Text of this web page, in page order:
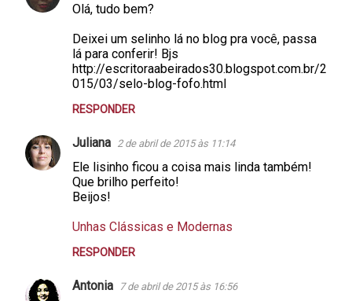
Olá, tudo bem?
Deixei um selinho lá no blog pra você, passa
lá para conferir! Bjs
http://escritoraabeirados30.blogspot.com.br/2
015/03/selo-blog-fofo.html
RESPONDER
Juliana 2 de abril de 2015 às 11:14
Ele lisinho ficou a coisa mais linda também!
Que brilho perfeito!
Beijos!
Unhas Clássicas e Modernas
RESPONDER
Antonia 7 de abril de 2015 às 16:56